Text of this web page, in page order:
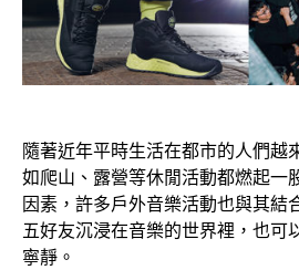
隨著近年平時生活在都市的人們越
如爬山、露營等休閒活動都燃起一
因素，許多戶外音樂活動也與其結
五好友沉浸在音樂的世界裡，也可
寧靜。